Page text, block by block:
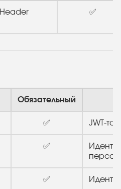
Header ✅
Обязательный
✅ JWT-
✅
персон
✅